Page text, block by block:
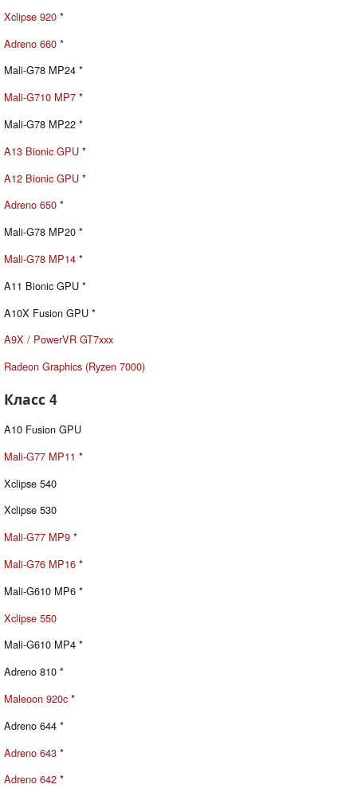
Xclipse 920 *
Adreno 660 *
Mali-G78 MP24 *
Mali-G710 MP7 *
Mali-G78 MP22 *
A13 Bionic GPU *
A12 Bionic GPU *
Adreno 650 *
Mali-G78 MP20 *
Mali-G78 MP14 *
A11 Bionic GPU *
A10X Fusion GPU *
A9X / PowerVR GT7xxx
Radeon Graphics (Ryzen 7000)
Класс 4
A10 Fusion GPU
Mali-G77 MP11 *
Xclipse 540
Xclipse 530
Mali-G77 MP9 *
Mali-G76 MP16 *
Mali-G610 MP6 *
Xclipse 550
Mali-G610 MP4 *
Adreno 810 *
Maleoon 920c *
Adreno 644 *
Adreno 643 *
Adreno 642 *